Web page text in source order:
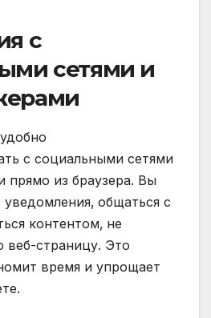
с
сетями и
с социальными сетями
прямо из браузера. Вы
общаться с
контентом‚ не
веб-страницу. Это
время и упрощает